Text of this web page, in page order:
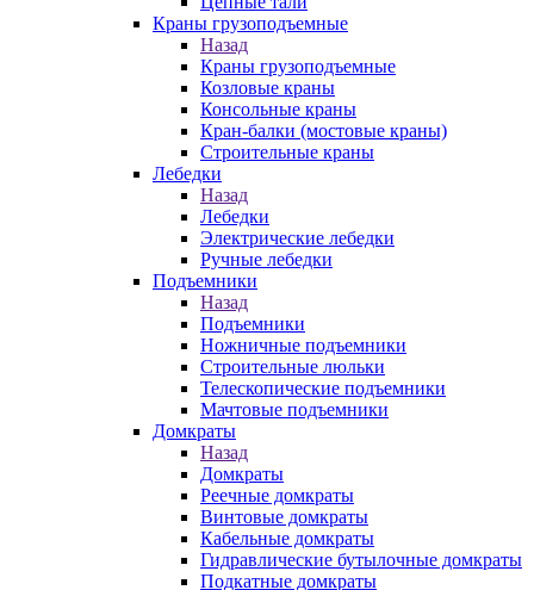
Краны грузоподъемные
Назад
Краны грузоподъемные
Козловые краны
Консольные краны
Кран-балки (мостовые краны)
Строительные краны
Лебедки
Назад
Лебедки
Электрические лебедки
Ручные лебедки
Подъемники
Назад
Подъемники
Ножничные подъемники
Строительные люльки
Телескопические подъемники
Мачтовые подъемники
Домкраты
Назад
Домкраты
Реечные домкраты
Винтовые домкраты
Кабельные домкраты
Гидравлические бутылочные домкраты
Подкатные домкраты